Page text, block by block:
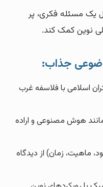
یک مسئله فکری، پر
نوین کمک کند.
جذاب:
اسلامی با فلاسفه غرب
هوش مصنوعی و اراده
ماهیت، زمان) از دیدگاه